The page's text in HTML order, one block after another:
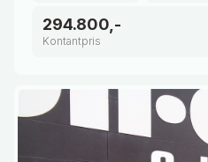
294.800,-
Kontantpris